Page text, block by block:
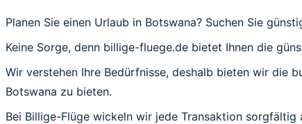
Planen Sie einen Urlaub in Botswana? Suchen Sie
Keine Sorge, denn billige-fluege.de bietet Ihnen die
Wir verstehen Ihre Bedürfnisse, deshalb bieten wir die
Botswana zu bieten.
Bei Billige-Flüge wickeln wir jede Transaktion sorgfältig